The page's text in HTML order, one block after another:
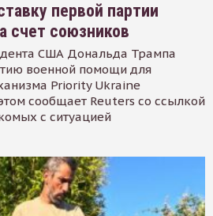
первой партии
счет союзников
США Дональда Трампа
военной помощи для
Priority Ukraine
сообщает Reuters со ссылкой
с ситуацией